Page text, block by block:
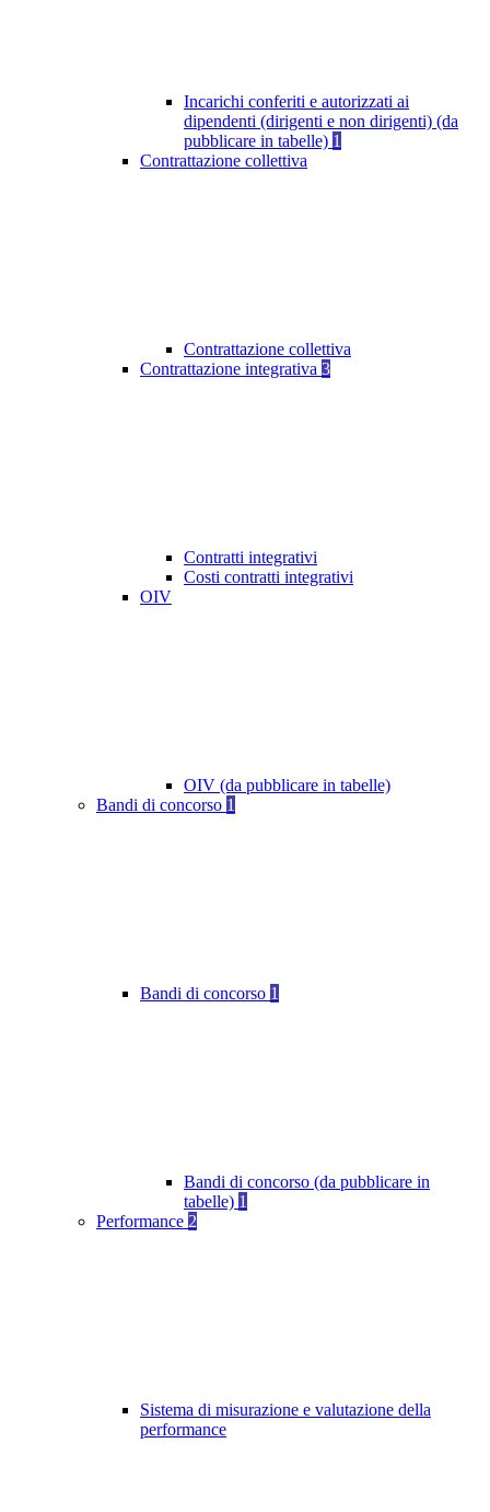
Incarichi conferiti e autorizzati ai
dipendenti (dirigenti e non dirigenti) (da
pubblicare in tabelle) 1
Contrattazione collettiva
Contrattazione collettiva
Contrattazione integrativa 3
Contratti integrativi
Costi contratti integrativi
OIV
OIV (da pubblicare in tabelle)
Bandi di concorso 1
Bandi di concorso 1
Bandi di concorso (da pubblicare in
tabelle) 1
Performance 2
Sistema di misurazione e valutazione della
performance